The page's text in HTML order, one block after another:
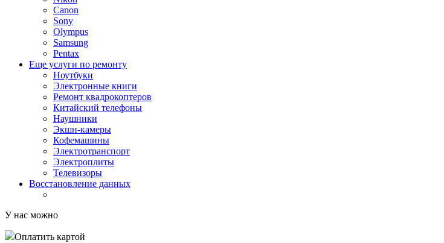
Canon
Sony
Olympus
Samsung
Pentax
Еще услуги по ремонту
Ноутбуки
Электронные книги
Ремонт квадрокоптеров
Китайский телефоны
Наушники
Экшн-камеры
Кофемашины
Электротранспорт
Электроплиты
Телевизоры
Восстановление данных
У нас можно
Оплатить картой